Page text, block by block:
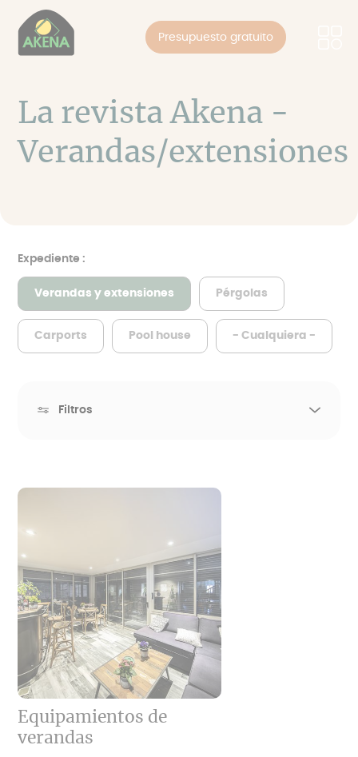
contenido
Presupuesto gratuito
La revista Akena -
Verandas/extensiones
Expediente :
- Cualquiera -
Verandas y extensiones Pérgolas
Carports Pool house
Filtros
Equipamientos de
verandas